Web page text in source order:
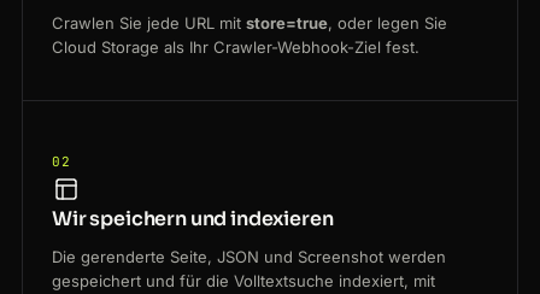
Crawlen Sie jede URL mit store=true, oder legen Sie
Cloud Storage als Ihr Crawler-Webhook-Ziel fest.
02
Wir speichern und indexieren
Die gerenderte Seite, JSON und Screenshot werden
gespeichert und für die Volltextsuche indexiert, mit